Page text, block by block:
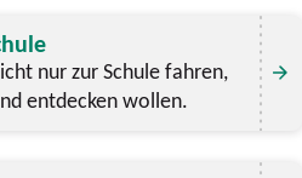
nur zur Schule fahren,
entdecken wollen.